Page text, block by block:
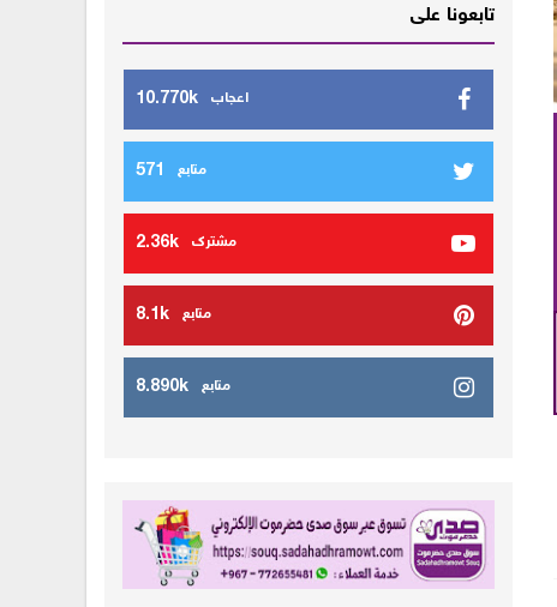
تابعونا على
10.770k اعجاب
571 متابع
2.36k مشترك
8.1k متابع
8.890k متابع